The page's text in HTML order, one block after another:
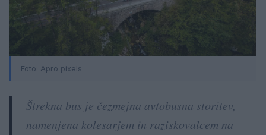
Foto: Apro pixels
Štrekna bus je čezmejna avtobusna storitev,
namenjena kolesarjem in raziskovalcem na